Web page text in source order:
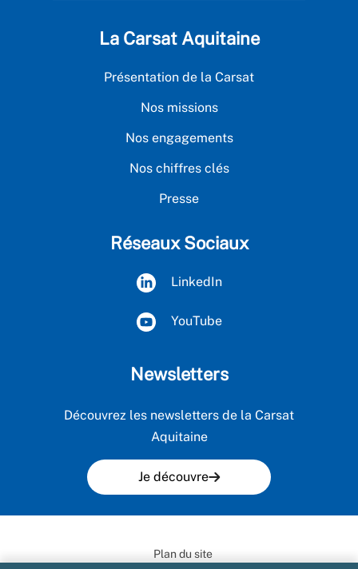
La Carsat Aquitaine
Présentation de la Carsat
Nos missions
Nos engagements
Nos chiffres clés
Presse
Réseaux Sociaux
LinkedIn
YouTube
Newsletters
Découvrez les newsletters de la Carsat
Aquitaine
Je découvre
Plan du site